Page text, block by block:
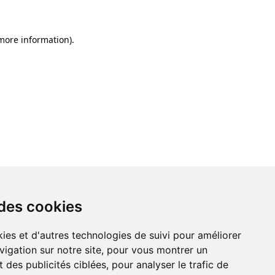
cookies
et d'autres technologies de suivi pour améliorer
sur notre site, pour vous montrer un
des publicités ciblées, pour analyser le trafic de
information).